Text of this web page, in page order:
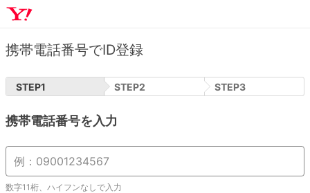
携帯電話番号でID登録
STEP1 STEP2 STEP3
携帯電話番号を入力
数字11桁、ハイフンなしで入力